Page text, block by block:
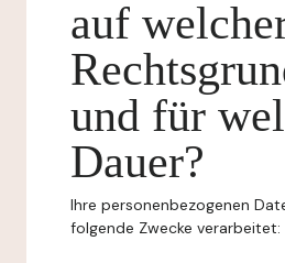
auf
und für
Dauer?
Ihre personenbezogenen
folgende Zwecke verarbeitet: